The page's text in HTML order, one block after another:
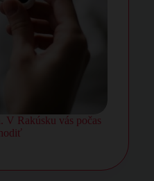
V Rakúsku vás počas